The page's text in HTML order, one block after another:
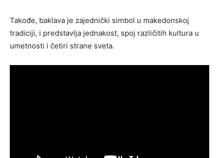
Takođe, baklava je zajednički simbol u makedonskoj
tradiciji, i predstavlja jednakost, spoj različitih kultura u
umetnosti i četiri strane sveta.